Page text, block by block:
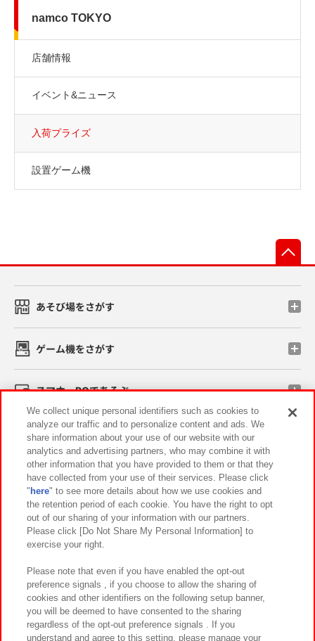
namco TOKYO
店舗情報
イベント&ニュース
入荷プライズ
設置ゲーム機
あそび場をさがす
ゲーム機をさがす
スマホ・PCであそぶ
イベント・キャンペーン
関連会社 サステナビリティ サイトポリシー
プライバシーポリシー ウェブアクセシビリティ方針と検証結果
お取引先さまとともに
カスタマーハラスメント対応方針 よくあるご質問・お問い合わせ
We collect unique personal identifiers such as cookies to
analyze our traffic and to personalize content and ads. We
share information about your use of our website with our
analytics and advertising partners, who may combine it with
other information that you have provided to them or that they
have collected from your use of their services. Please click
" here" to see more details about how we use cookies and
the retention period of each cookie. You have the right to opt
out of our sharing of your information with our partners.
Please click [Do Not Share My Personal Information] to
exercise your right.
Please note that even if you have enabled the opt-out
preference signals , if you choose to allow the sharing of
cookies and other identifiers on the following setup banner,
you will be deemed to have consented to the sharing
regardless of the opt-out preference signals . If you
understand and agree to this setting, please manage your